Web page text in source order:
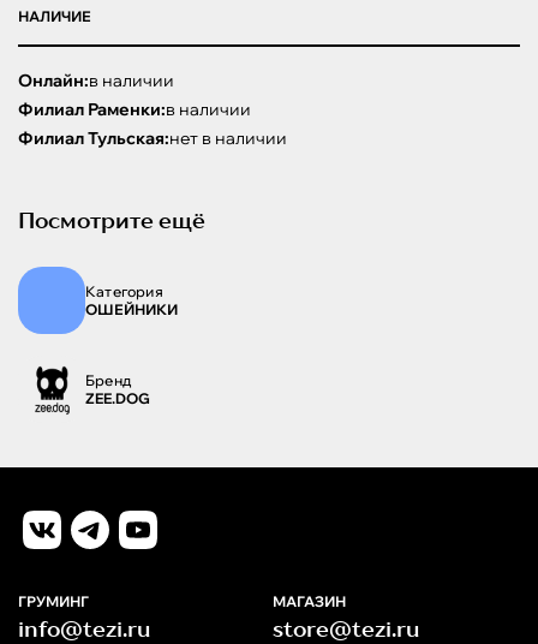
НАЛИЧИЕ
Онлайн:в наличии
Филиал Раменки:в наличии
Филиал Тульская:нет в наличии
Посмотрите ещё
Категория
ОШЕЙНИКИ
Бренд
ZEE.DOG
ГРУМИНГ
info@tezi.ru
МАГАЗИН
store@tezi.ru